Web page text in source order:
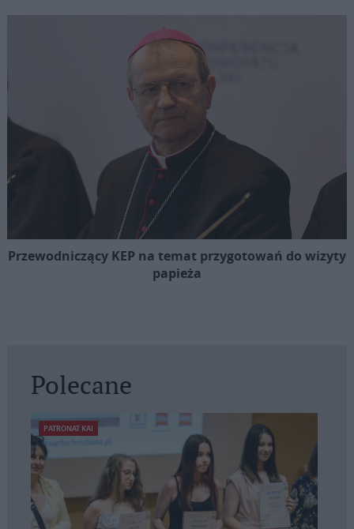
Przewodniczący KEP na temat przygotowań do wizyty
papieża
Polecane
PATRONAT KAI